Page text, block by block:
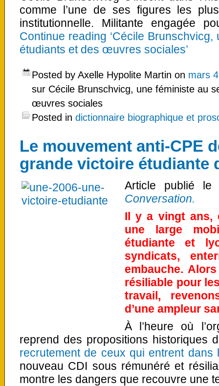
comme l’une de ses figures les
institutionnelle. Militante engagée
Continue reading ‘Cécile
étudiants et des œuvres sociales’
Posted by Axelle Hypolite Martin on mars
sur Cécile Brunschvicg, une féministe au
œuvres sociales
Posted in dictionnaire biographique et
Le mouvement anti-CPE
grande victoire étudiante
Article publié
Conversation.
Il y a vingt ans,
une large
étudiante et
syndicats,
embauche.
résiliable pour
travail,
d’une ampleur
À l’heure où
reprend des propositions historiques
recrutement de ceux qui entrent
nouveau CDI sous rémunéré et
montre les dangers que recouvre une